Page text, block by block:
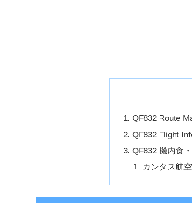
QF832 Route
QF832 Flight
QF832 機内食
カンタス航